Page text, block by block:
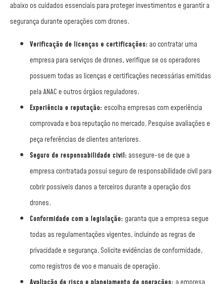
abaixo os cuidados essenciais para proteger investimentos e garantir a
segurança durante operações com drones.
Verificação de licenças e certificações: ao contratar uma
empresa para serviços de drones, verifique se os operadores
possuem todas as licenças e certificações necessárias emitidas
pela ANAC e outros órgãos reguladores.
Experiência e reputação: escolha empresas com experiência
comprovada e boa reputação no mercado. Pesquise avaliações e
peça referências de clientes anteriores.
Seguro de responsabilidade civil: assegure-se de que a
empresa contratada possui seguro de responsabilidade civil para
cobrir possíveis danos a terceiros durante a operação dos
drones.
Conformidade com a legislação: garanta que a empresa segue
todas as regulamentações vigentes, incluindo as regras de
privacidade e segurança. Solicite evidências de conformidade,
como registros de voo e manuais de operação.